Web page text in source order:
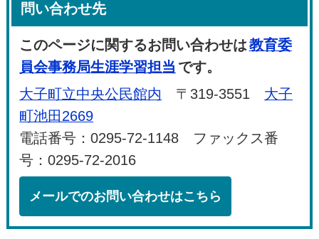
問い合わせ先
このページに関するお問い合わせは教育委
員会事務局生涯学習担当 です。
大子町立中央公民館内 〒319-3551 大子
町池田2669
電話番号：0295-72-1148 ファックス番
号：0295-72-2016
メールでのお問い合わせはこちら